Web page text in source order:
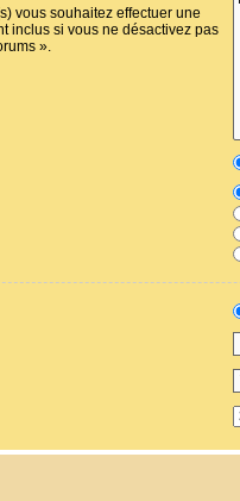
vous souhaitez effectuer une
inclus si vous ne désactivez pas
».